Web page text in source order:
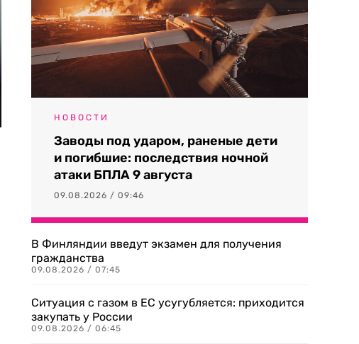
НОВОСТИ
Заводы под ударом, раненые дети
и погибшие: последствия ночной
атаки БПЛА 9 августа
09.08.2026 / 09:46
В Финляндии введут экзамен для получения
гражданства
09.08.2026 / 07:45
Ситуация с газом в ЕС усугубляется: приходится
закупать у России
09.08.2026 / 06:45